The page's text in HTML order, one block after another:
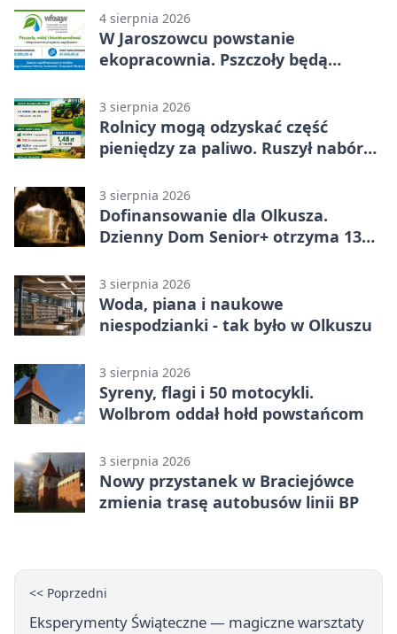
4 sierpnia 2026
W Jaroszowcu powstanie
ekopracownia. Pszczoły będą
3 sierpnia 2026
Rolnicy mogą odzyskać część
pieniędzy za paliwo. Ruszył nabór
3 sierpnia 2026
Dofinansowanie dla Olkusza.
Dzienny Dom Senior+ otrzyma 134
3 sierpnia 2026
Woda, piana i naukowe
niespodzianki - tak było w Olkuszu
3 sierpnia 2026
Syreny, flagi i 50 motocykli.
Wolbrom oddał hołd powstańcom
3 sierpnia 2026
Nowy przystanek w Braciejówce
zmienia trasę autobusów linii BP
<< Poprzedni
Eksperymenty Świąteczne — magiczne warsztaty